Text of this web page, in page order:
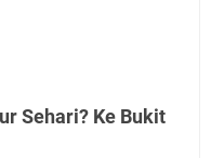
Sehari? Ke Bukit